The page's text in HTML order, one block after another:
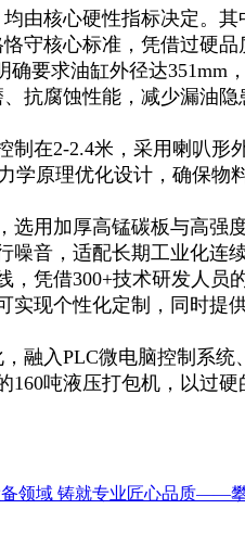
由核心硬性指标决定。
恪守核心标准，凭借过硬
要求油缸外径达351mm
抗腐蚀性能，减少漏油
在2-2.4米，采用喇叭形
原理优化设计，确保
用加厚高锰碳板与高强
音，适配长期工业化连
凭借300+技术研发人员
现个性化定制，同时提
融入PLC微电脑控制系
吨液压打包机，以过
领域 铸就专业匠心品质——